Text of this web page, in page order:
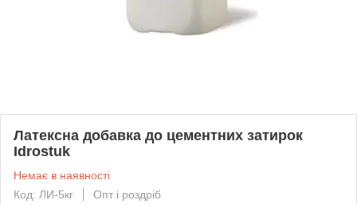
Латексна добавка до цементних затирок
Idrostuk
Немає в наявності
Код: ЛИ-5кг
Опт і роздріб